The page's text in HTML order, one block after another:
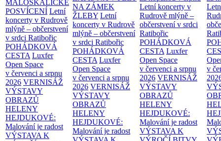
MALOSKALICKÉ
POSVÍCENÍ Letní
koncerty v Rudrově
mlýně – občerstvení
v srdci Ratibořic
POHÁDKOVÁ
CESTA Luxfer
Open Space
v červenci a srpnu
2026 VERNISÁŽ
VÝSTAVY
OBRAZŮ
HELENY
HEJDUKOVÉ:
Malování je radost
VÝSTAVA K
NA ZÁMEK
ŽLEBY Letní
koncerty v Rudrově
mlýně – občerstvení
v srdci Ratibořic
POHÁDKOVÁ
CESTA Luxfer
Open Space
v červenci a srpnu
2026 VERNISÁŽ
VÝSTAVY
OBRAZŮ
HELENY
HEJDUKOVÉ:
Malování je radost
Letní koncerty v
Rudrově mlýně –
občerstvení v srdci
Ratibořic
POHÁDKOVÁ
CESTA Luxfer
Open Space
v červenci a srpnu
2026 VERNISÁŽ
VÝSTAVY
OBRAZŮ
HELENY
HEJDUKOVÉ:
Malování je radost
VÝSTAVA K
v